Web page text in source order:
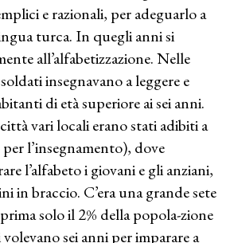
e razionali, per adeguarlo a
turca. In quegli anni si
all’alfabetizzazione. Nelle
insegnavano a leggere e
di età superiore ai sei anni.
vari locali erano stati adibiti a
l’insegnamento), dove
l’alfabeto i giovani e gli anziani,
in braccio. C’era una grande sete
solo il 2% della popola-zione
volevano sei anni per imparare a